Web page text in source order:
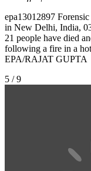
epa13012897
in New Delhi, India,
21 people have died
following a fire in a
EPA/RAJAT GUPTA
5 / 9